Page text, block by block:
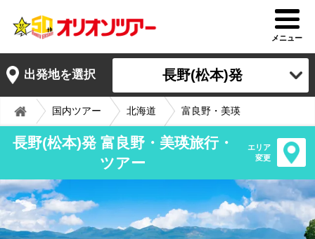
メニュー
出発地を選択 長野(松本)発
国内ツアー 北海道 富良野・美瑛
長野(松本)発 富良野・美瑛旅行・
ツアー
エリア
変更